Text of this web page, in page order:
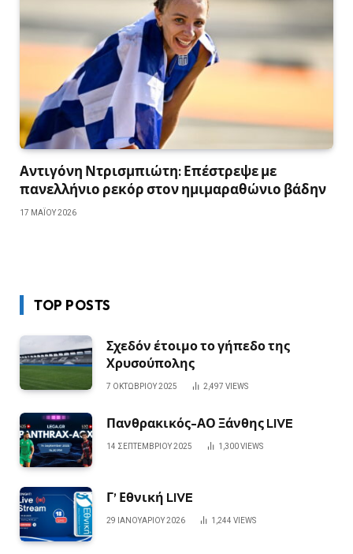
Αντιγόνη Ντρισμπιώτη: Επέστρεψε με
πανελλήνιο ρεκόρ στον ημιμαραθώνιο βάδην
17 ΜΑΪ́ΟΥ 2026
TOP POSTS
Σχεδόν έτοιμο το γήπεδο της
Χρυσούπολης
7 ΟΚΤΩΒΡΊΟΥ 2025 2,497 VIEWS
Πανθρακικός-ΑΟ Ξάνθης LIVE
14 ΣΕΠΤΕΜΒΡΊΟΥ 2025 1,300VIEWS
Γ’ Εθνική LIVE
29 ΙΑΝΟΥΑΡΊΟΥ 2026 1,244 VIEWS